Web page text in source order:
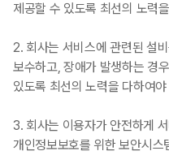
제공할 수 있도록 최선의 노력
2. 회사는 서비스에 관련된 설
보수하고, 장애가 발생하는 경
있도록 최선의 노력을 다하여
3. 회사는 이용자가 안전하게
개인정보보호를 위한 보안시스